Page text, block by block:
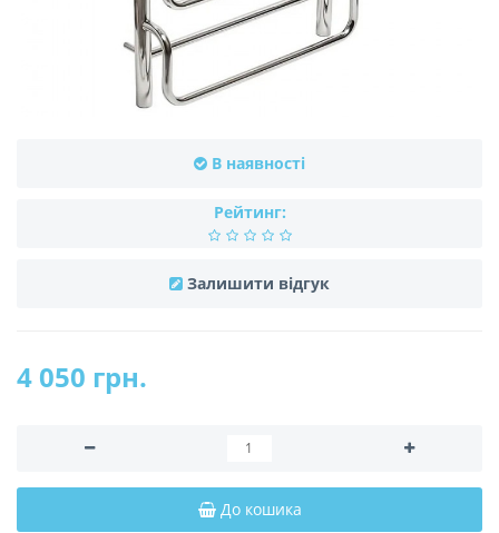
В наявності
Рейтинг:
Залишити відгук
4 050 грн.
До кошика